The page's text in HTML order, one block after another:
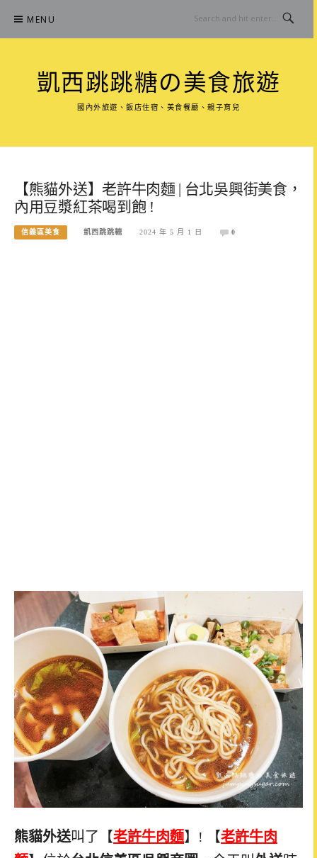
content
MENU
凱西跳跳糖の美食旅遊
國內外旅遊、飯店住宿、美食餐廳、親子育兒
【熊貓外送】老許牛肉麵 | 台北吳興街美食，
內用豆漿紅茶喝到飽 !
信義區美食 凱西跳跳糖 2024 年 5 月 1 日 0
熊貓外送叫了【老許牛肉麵】! 【老許牛肉